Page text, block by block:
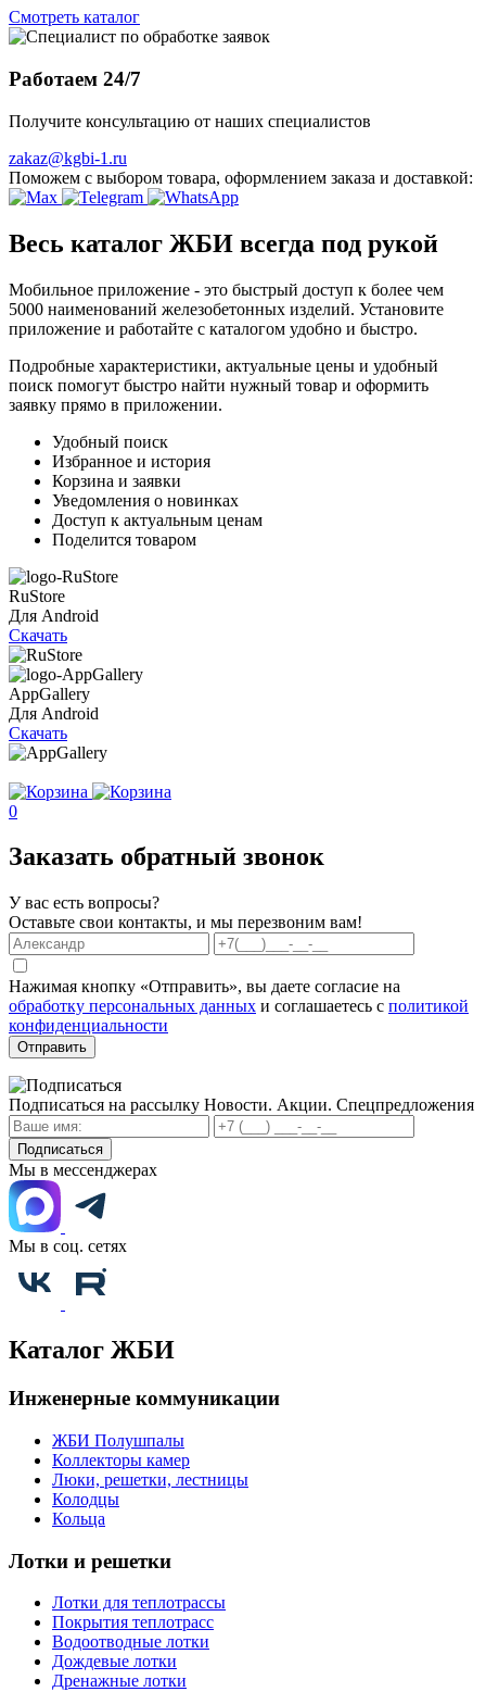
Смотреть каталог
Работаем 24/7
Получите консультацию от наших специалистов
zakaz@kgbi-1.ru
Поможем с выбором товара, оформлением заказа и доставкой:
Весь каталог ЖБИ всегда под рукой
Мобильное приложение - это быстрый доступ к более чем
5000 наименований железобетонных изделий. Установите
приложение и работайте с каталогом удобно и быстро.
Подробные характеристики, актуальные цены и удобный
поиск помогут быстро найти нужный товар и оформить
заявку прямо в приложении.
Удобный поиск
Избранное и история
Корзина и заявки
Уведомления о новинках
Доступ к актуальным ценам
Поделится товаром
RuStore
Для Android
Скачать
AppGallery
Для Android
Скачать
0
Заказать обратный звонок
У вас есть вопросы?
Оставьте свои контакты, и мы перезвоним вам!
Нажимая кнопку «Отправить», вы даете согласие на
обработку персональных данных и соглашаетесь с политикой
конфиденциальности
Отправить
Подписаться на рассылку Новости. Акции. Спецпредложения
Подписаться
Мы в мессенджерах
Мы в соц. сетях
Каталог ЖБИ
Инженерные коммуникации
ЖБИ Полушпалы
Коллекторы камер
Люки, решетки, лестницы
Колодцы
Кольца
Лотки и решетки
Лотки для теплотрассы
Покрытия теплотрасс
Водоотводные лотки
Дождевые лотки
Дренажные лотки